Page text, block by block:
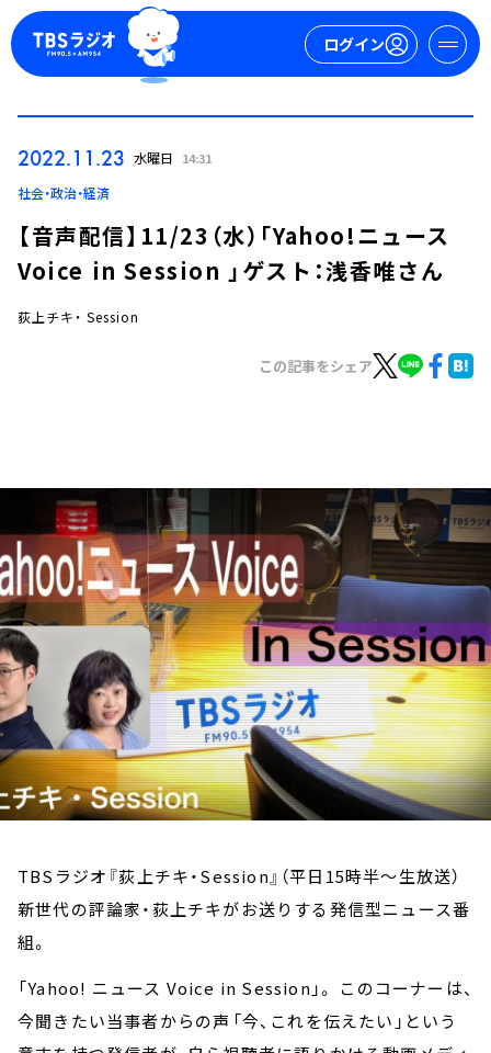
ログイン
お知らせ
イベント・グッズ
YouTube
会社情報
2022.11.23 水曜日 14:31
社会・政治・経済
【音声配信】11/23（水）「Yahoo!ニュース
Voice in Session 」ゲスト：浅香唯さん
荻上チキ・ Session
この記事をシェア
TBSラジオ『荻上チキ・Session』（平日15時半～生放送）
新世代の評論家・荻上チキがお送りする発信型ニュース番
組。
「Yahoo! ニュース Voice in Session」。 このコーナーは、
今聞きたい当事者からの声――「今、これを伝えたい」という